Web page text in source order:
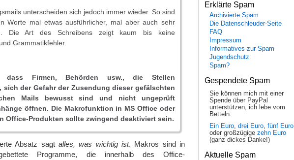
unterscheiden sich jedoch immer wieder. So sind
Worte mal etwas ausführlicher, mal aber auch sehr
Die Art des Schreibens zeigt kaum bis keine
Grammatikfehler.
dass Firmen, Behörden usw., die Stellen
sich der Gefahr der Zusendung dieser gefälschten
Mails bewusst sind und nicht ungeprüft
öffnen. Die Makrofunktion in MS Office oder
Office-Produkten sollte zwingend deaktiviert sein.
Absatz sagt alles, was wichtig ist. Makros sind in
Programme, die innerhalb des Office-
Erklärte Spam
Archivierte Spam
Die Datenschleuder-Seite
FAQ
Impressum
Informatives zur Spam
Jugendschutz
Spam?
Gespendete Spam
Sie können mich mit einer
Spende über PayPal
unterstützen, ich lebe vom
Betteln:
Ein Euro, drei Euro, fünf Euro
oder großzügige zehn Euro
(ganz dickes Danke!)
Aktuelle Spam